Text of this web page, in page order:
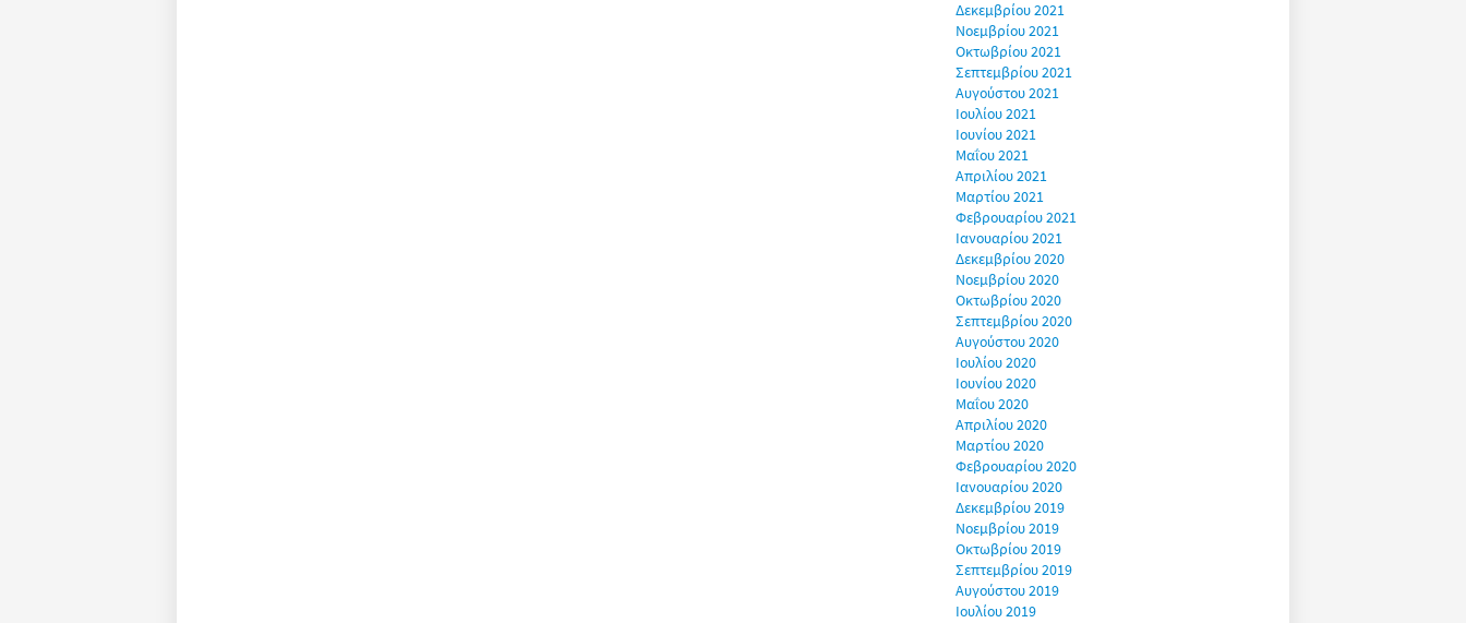
Δεκεμβρίου 2021
Νοεμβρίου 2021
Οκτωβρίου 2021
Σεπτεμβρίου 2021
Αυγούστου 2021
Ιουλίου 2021
Ιουνίου 2021
Μαΐου 2021
Απριλίου 2021
Μαρτίου 2021
Φεβρουαρίου 2021
Ιανουαρίου 2021
Δεκεμβρίου 2020
Νοεμβρίου 2020
Οκτωβρίου 2020
Σεπτεμβρίου 2020
Αυγούστου 2020
Ιουλίου 2020
Ιουνίου 2020
Μαΐου 2020
Απριλίου 2020
Μαρτίου 2020
Φεβρουαρίου 2020
Ιανουαρίου 2020
Δεκεμβρίου 2019
Νοεμβρίου 2019
Οκτωβρίου 2019
Σεπτεμβρίου 2019
Αυγούστου 2019
Ιουλίου 2019